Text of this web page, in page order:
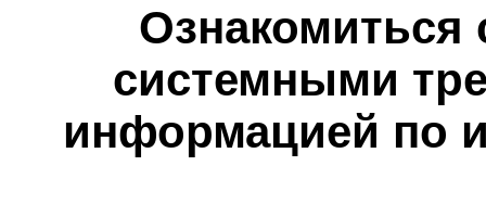
Ознакомиться
системными
информацией по